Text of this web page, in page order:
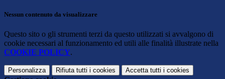
Nessun contenuto da visualizzare
Questo sito o gli strumenti terzi da questo utilizzati si avvalgono di
cookie necessari al funzionamento ed utili alle finalità illustrate nella
COOKIE POLICY.
Personalizza Rifiuta tutti i cookies Accetta tutti i cookies